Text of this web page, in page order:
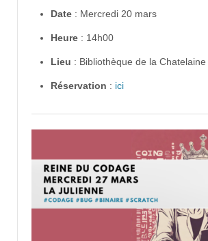
Date : Mercredi 20 mars
Heure : 14h00
Lieu : Bibliothèque de la Chatelaine
Réservation : ici